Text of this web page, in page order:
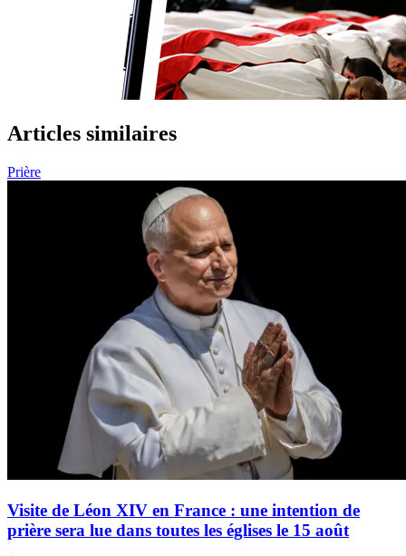
Articles similaires
Prière
Visite de Léon XIV en France : une intention de
prière sera lue dans toutes les églises le 15 août